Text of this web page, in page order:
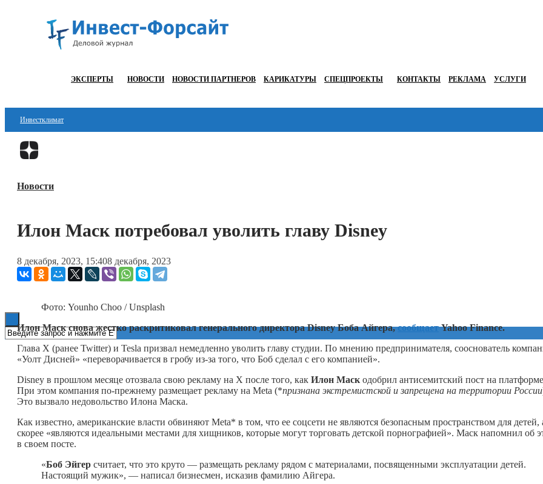
ЭКСПЕРТЫ НОВОСТИ НОВОСТИ ПАРТНЕРОВ КАРИКАТУРЫ СПЕЦПРОЕКТЫ КОНТАКТЫ РЕКЛАМА УСЛУГИ
Инвестклимат
Финансы
Блокчейн
ESG
Новости
Илон Маск потребовал уволить главу Disney
8 декабря, 2023, 15:408 декабря, 2023
Фото: Younho Choo / Unsplash
Илон Маск снова жестко раскритиковал генерального директора Disney Боба Айгера,сообщаетYahoo Finance.
Глава X (ранее Twitter) и Tesla призвал немедленно уволить главу студии. По мнению предпринимателя, сооснователь
«Уолт Дисней» «переворачивается в гробу из-за того, что Боб сделал с его компанией».
Disney в прошлом месяце отозвала свою рекламу на X после того, как Илон Маск одобрил антисемитский пост на
При этом компания по-прежнему размещает рекламу на Meta (*признана экстремистской и запрещена на территории России
Это вызвало недовольство Илона Маска.
Как известно, американские власти обвиняют Meta* в том, что ее соцсети не являются безопасным пространством для детей,
скорее «являются идеальными местами для хищников, которые могут торговать детской порнографией». Маск напомнил об
в своем посте.
«Боб Эйгер считает, что это круто — размещать рекламу рядом с материалами, посвященными эксплуатации детей.
Настоящий мужик», — написал бизнесмен, исказив фамилию Айгера.